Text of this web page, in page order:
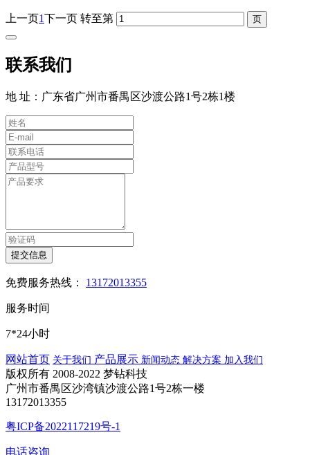
上一页1下一页 转至第
联系我们
地 址：广东省广州市番禺区沙渡公路1号2栋1楼
提交信息
免费服务热线： 13172013355
服务时间
7*24小时
网站首页 关于我们 产品展示 新闻动态 解决方案 加入我们
版权所有 2008-2022 梦钻科技
广州市番禺区沙湾镇沙渡公路1号2栋一楼
13172013355
粤ICP备2022117219号-1
电话咨询